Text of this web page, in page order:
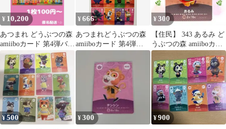
¥ 10,200
あつまれ どうぶつの森
amiiboカード 第4弾バラ
売り可
¥666
あつまれどうぶつの森
amiiboカード 第4弾
301-316
¥300
【住民】 343 あるみ ど
うぶつの森 amiiboカー
ド
¥500 ¥300 ¥900